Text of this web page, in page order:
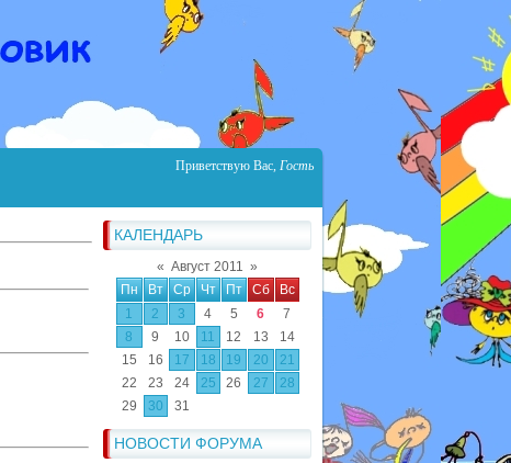
Приветствую Вас, Гость
КАЛЕНДАРЬ
« Август 2011 »
Пн
Вт Ср Чт Пт Сб
Вс
1
2 3 4 5 6
7
8
9 10 11 12 13
14
15
16 17 18 19 20
21
22
23 24 25 26 27
28
29
30 31
НОВОСТИ ФОРУМА